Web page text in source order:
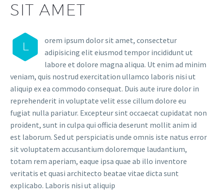
SIT AMET
L
orem ipsum dolor sit amet, consectetur
adipisicing elit eiusmod tempor incididunt ut
labore et dolore magna aliqua. Ut enim ad minim
veniam, quis nostrud exercitation ullamco laboris nisi ut
aliquip ex ea commodo consequat. Duis aute irure dolor in
reprehenderit in voluptate velit esse cillum dolore eu
fugiat nulla pariatur. Excepteur sint occaecat cupidatat non
proident, sunt in culpa qui officia deserunt mollit anim id
est laborum. Sed ut perspiciatis unde omnis iste natus error
sit voluptatem accusantium doloremque laudantium,
totam rem aperiam, eaque ipsa quae ab illo inventore
veritatis et quasi architecto beatae vitae dicta sunt
explicabo. Laboris nisi ut aliquip